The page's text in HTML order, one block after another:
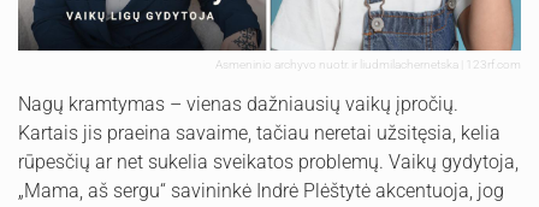
Asmeninio archyvo nuotr. ir liudmilachernetska | 123rf.com
Nagų kramtymas – vienas dažniausių vaikų įpročių.
Kartais jis praeina savaime, tačiau neretai užsitęsia, kelia
rūpesčių ar net sukelia sveikatos problemų. Vaikų gydytoja,
„Mama, aš sergu“ savininkė Indrė Plėštytė akcentuoja, jog